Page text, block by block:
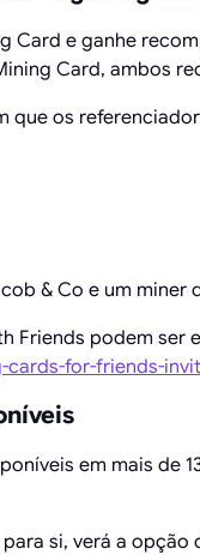
Card e ganhe
Card, ambos
que os
& Co e um miner
Friends podem ser
for-friends-
em mais de
si, verá a